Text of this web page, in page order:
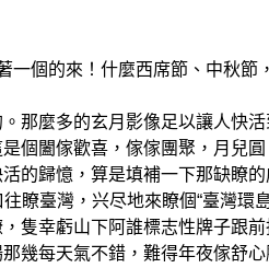
一個的來！什麼西席節、中秋
那麼多的玄月影像足以讓人快
闔傢歡喜，傢傢團聚，月兒
的歸憶，算是填補一下那缺瞭的
灣，兴尽地來瞭個“臺灣環島
隻幸虧山下阿誰標志性牌子跟
幾每天氣不錯，難得年夜傢舒